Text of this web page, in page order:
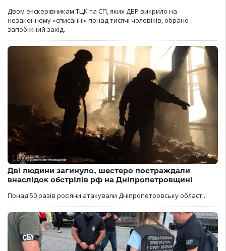
Двом екскерівникам ТЦК та СП, яких ДБР викрило на
незаконному «списанні» понад тисячі чоловіків, обрано
запобіжний захід.
Дві людини загинуло, шестеро постраждали
внаслідок обстрілів рф на Дніпропетровщині
Понад 50 разів росіяни атакували Дніпропетровську області.